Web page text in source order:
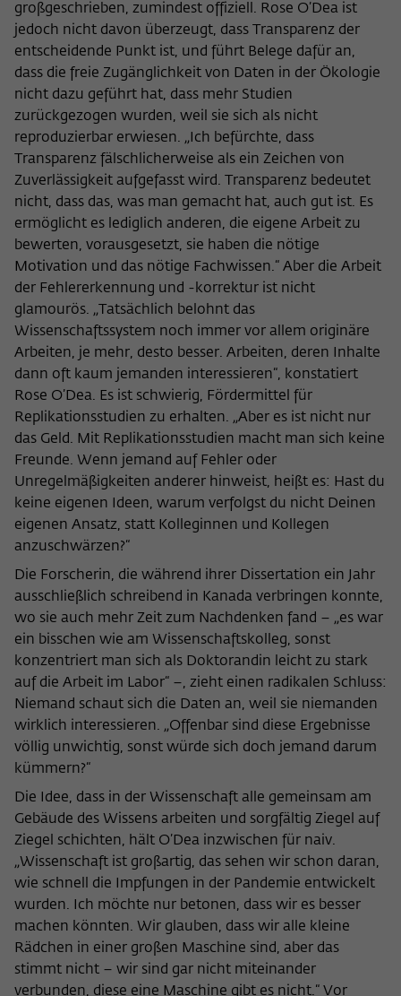
großgeschrieben, zumindest offiziell. Rose O’Dea ist
jedoch nicht davon überzeugt, dass Transparenz der
entscheidende Punkt ist, und führt Belege dafür an,
dass die freie Zugänglichkeit von Daten in der Ökologie
nicht dazu geführt hat, dass mehr Studien
zurückgezogen wurden, weil sie sich als nicht
reproduzierbar erwiesen. „Ich befürchte, dass
Transparenz fälschlicherweise als ein Zeichen von
Zuverlässigkeit aufgefasst wird. Transparenz bedeutet
nicht, dass das, was man gemacht hat, auch gut ist. Es
ermöglicht es lediglich anderen, die eigene Arbeit zu
bewerten, vorausgesetzt, sie haben die nötige
Motivation und das nötige Fachwissen.“ Aber die Arbeit
der Fehlererkennung und -korrektur ist nicht
glamourös. „Tatsächlich belohnt das
Wissenschaftssystem noch immer vor allem originäre
Arbeiten, je mehr, desto besser. Arbeiten, deren Inhalte
dann oft kaum jemanden interessieren“, konstatiert
Rose O’Dea. Es ist schwierig, Fördermittel für
Replikationsstudien zu erhalten. „Aber es ist nicht nur
das Geld. Mit Replikationsstudien macht man sich keine
Freunde. Wenn jemand auf Fehler oder
Unregelmäßigkeiten anderer hinweist, heißt es: Hast du
keine eigenen Ideen, warum verfolgst du nicht Deinen
eigenen Ansatz, statt Kolleginnen und Kollegen
anzuschwärzen?“
Die Forscherin, die während ihrer Dissertation ein Jahr
ausschließlich schreibend in Kanada verbringen konnte,
wo sie auch mehr Zeit zum Nachdenken fand – „es war
ein bisschen wie am Wissenschaftskolleg, sonst
konzentriert man sich als Doktorandin leicht zu stark
auf die Arbeit im Labor“ –, zieht einen radikalen Schluss:
Niemand schaut sich die Daten an, weil sie niemanden
wirklich interessieren. „Offenbar sind diese Ergebnisse
völlig unwichtig, sonst würde sich doch jemand darum
kümmern?“
Die Idee, dass in der Wissenschaft alle gemeinsam am
Gebäude des Wissens arbeiten und sorgfältig Ziegel auf
Ziegel schichten, hält O’Dea inzwischen für naiv.
„Wissenschaft ist großartig, das sehen wir schon daran,
wie schnell die Impfungen in der Pandemie entwickelt
wurden. Ich möchte nur betonen, dass wir es besser
machen könnten. Wir glauben, dass wir alle kleine
Rädchen in einer großen Maschine sind, aber das
stimmt nicht – wir sind gar nicht miteinander
verbunden, diese eine Maschine gibt es nicht.“ Vor